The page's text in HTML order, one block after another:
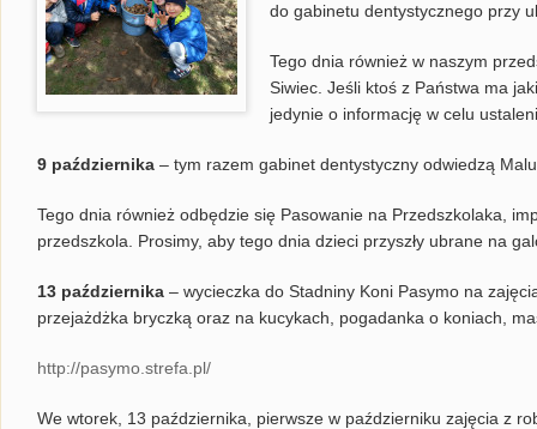
do gabinetu dentystycznego przy
Tego dnia również w naszym
Siwiec. Jeśli ktoś z Państwa ma
jedynie o informację w celu
9 października – tym razem gabinet dentystyczny odwiedzą
Tego dnia również odbędzie się Pasowanie na Przedszkolaka,
przedszkola. Prosimy, aby tego dnia dzieci przyszły ubrane na
13 października – wycieczka do Stadniny Koni Pasymo na
przejażdżka bryczką oraz na kucykach, pogadanka o koniach,
http://pasymo.strefa.pl/
We wtorek, 13 października, pierwsze w październiku zajęcia z